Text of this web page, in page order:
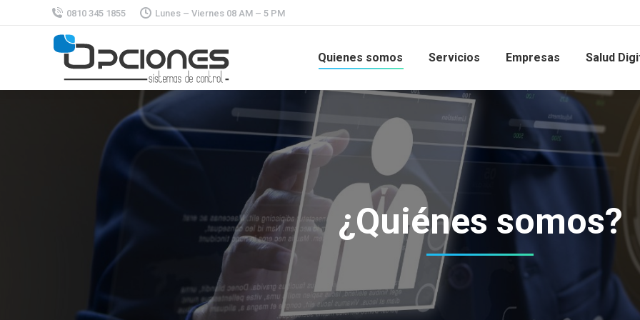
0810 345 1855 Lunes – Viernes 08 AM – 5 PM
Quienes somos Servicios Empresas Salud
¿Quiénes somos?